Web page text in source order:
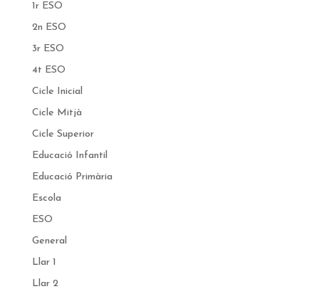
1r ESO
2n ESO
3r ESO
4t ESO
Cicle Inicial
Cicle Mitjà
Cicle Superior
Educació Infantil
Educació Primària
Escola
ESO
General
Llar 1
Llar 2